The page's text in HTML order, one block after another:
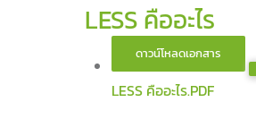
LESS คืออะไร
LESS คืออะไร.PDF